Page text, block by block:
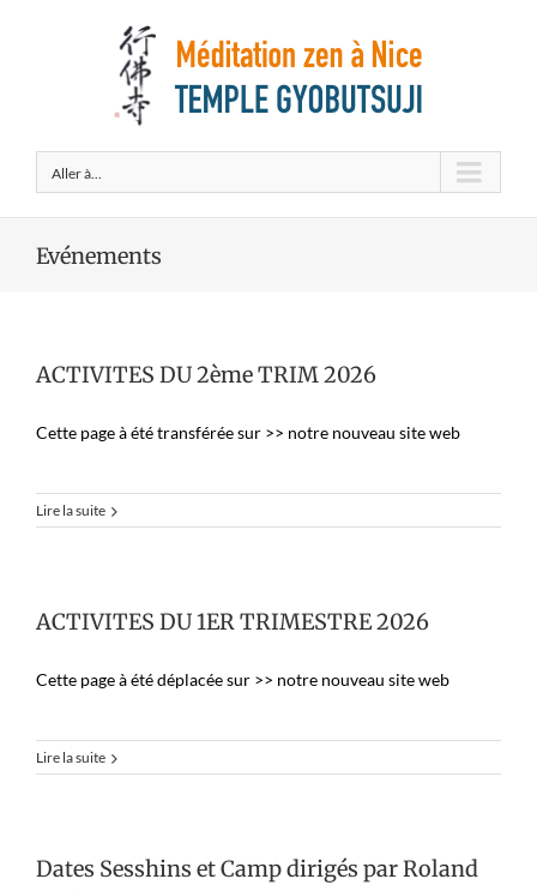
Aller à...
Evénements
ACTIVITES DU 2ème TRIM 2026
Cette page à été transférée sur >> notre nouveau site web
Lire la suite
ACTIVITES DU 1ER TRIMESTRE 2026
Cette page à été déplacée sur >> notre nouveau site web
Lire la suite
Dates Sesshins et Camp dirigés par Roland